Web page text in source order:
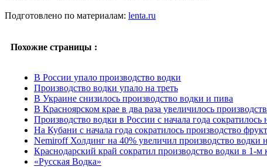
Подготовлено по материалам: lenta.ru
Похожие страницы :
В России упало производство водки
Производство водки упало на треть
В Украине снизилось производство водки и пива
В Красноярском крае в два раза увеличилось
Производство водки в России с начала года сократилось
На Кубани с начала года сократилось производство
Nemiroff Холдинг на 40% увеличил производство водки
Краснодарский край сократил производство водки в 1-м
«Русская Водка»